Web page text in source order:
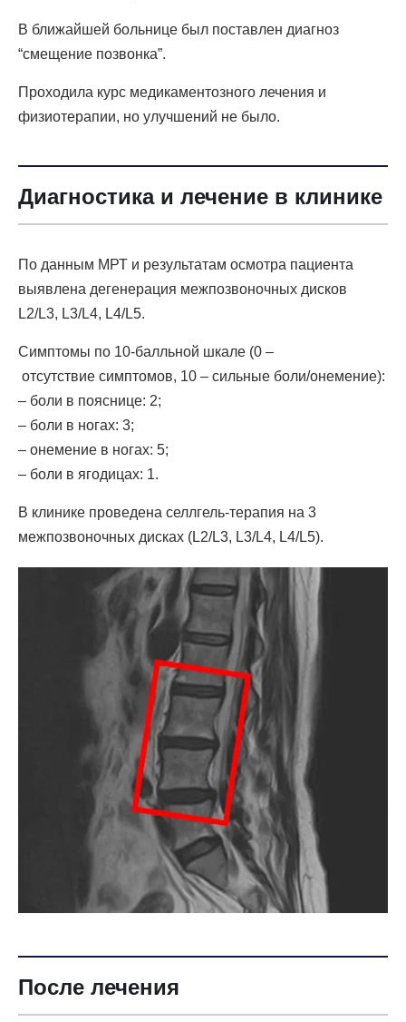
В ближайшей больнице был поставлен диагноз
“смещение позвонка”.
Проходила курс медикаментозного лечения и
физиотерапии, но улучшений не было.
Диагностика и лечение в клинике
По данным МРТ и результатам осмотра пациента
выявлена дегенерация межпозвоночных дисков
L2/L3, L3/L4, L4/L5.
Симптомы по 10-балльной шкале (0 –
отсутствие симптомов, 10 – сильные боли/онемение):
– боли в пояснице: 2;
– боли в ногах: 3;
– онемение в ногах: 5;
– боли в ягодицах: 1.
В клинике проведена селлгель-терапия на 3
межпозвоночных дисках (L2/L3, L3/L4, L4/L5).
После лечения